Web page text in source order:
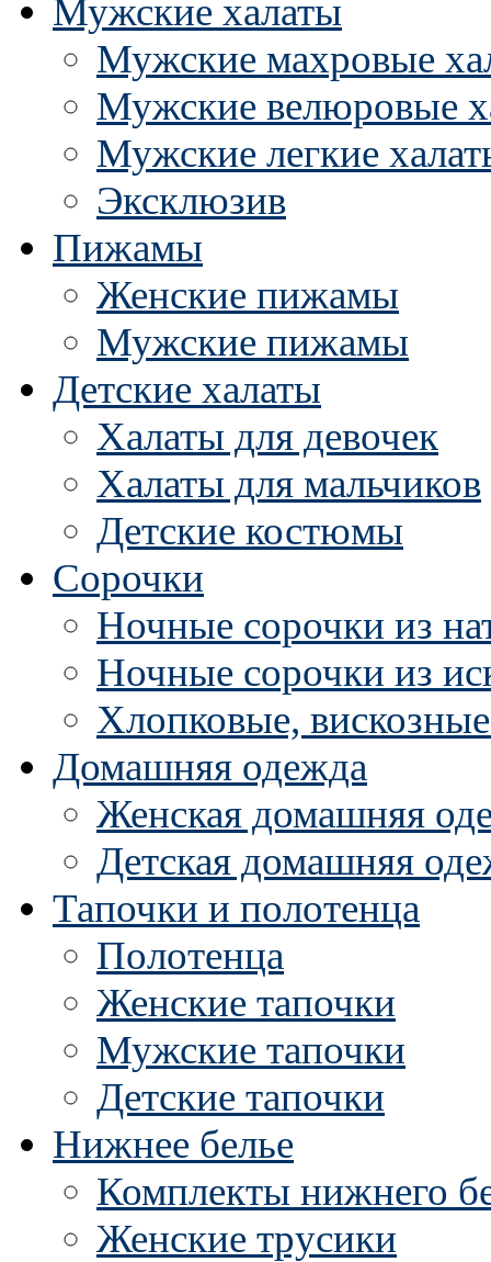
Мужские халаты
Мужские махровые
Мужские велюровые
Мужские легкие
Эксклюзив
Пижамы
Женские пижамы
Мужские пижамы
Детские халаты
Халаты для девочек
Халаты для мальчиков
Детские костюмы
Сорочки
Ночные сорочки из
Ночные сорочки из
Хлопковые,
Домашняя одежда
Женская домашняя
Детская домашняя
Тапочки и полотенца
Полотенца
Женские тапочки
Мужские тапочки
Детские тапочки
Нижнее белье
Комплекты нижнего
Женские трусики